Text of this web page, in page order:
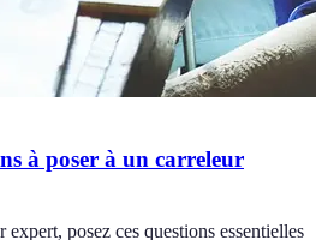
à poser à un carreleur
posez ces questions essentielles